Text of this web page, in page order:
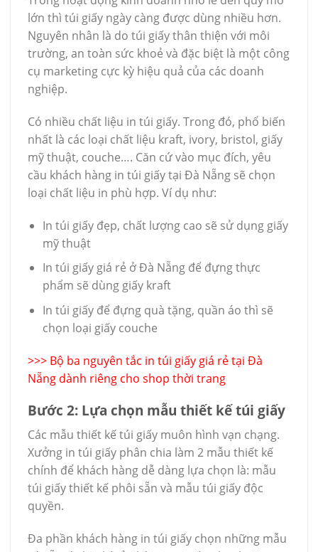
lớn thì túi giấy ngày càng được dùng nhiều hơn.
Nguyên nhân là do túi giấy thân thiện với môi
trường, an toàn sức khoẻ và đặc biệt là một công
cụ marketing cực kỳ hiệu quả của các doanh
nghiệp.
Có nhiều chất liệu in túi giấy. Trong đó, phổ biến
nhất là các loại chất liệu kraft, ivory, bristol, giấy
mỹ thuật, couche…. Căn cứ vào mục đích, yêu
cầu khách hàng in túi giấy tại Đà Nẵng sẽ chọn
loại chất liệu in phù hợp. Ví dụ như:
In túi giấy đẹp, chất lượng cao sẽ sử dụng giấy
mỹ thuật
In túi giấy giá rẻ ở Đà Nẵng để đựng thực
phẩm sẽ dùng giấy kraft
In túi giấy để đựng quà tặng, quần áo thì sẽ
chọn loại giấy couche
>>> Bộ ba nguyên tắc in túi giấy giá rẻ tại Đà
Nẵng dành riêng cho shop thời trang
Bước 2: Lựa chọn mẫu thiết kế túi giấy
Các mẫu thiết kế túi giấy muôn hình vạn chạng.
Xưởng in túi giấy phân chia làm 2 mẫu thiết kế
chính để khách hàng dễ dàng lựa chọn là: mẫu
túi giấy thiết kế phôi sẵn và mẫu túi giấy độc
quyền.
Đa phần khách hàng in túi giấy chọn những mẫu